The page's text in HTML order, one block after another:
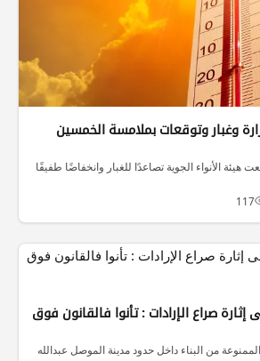
وغبار وتوقعات بملامسة الخمسين
هيئة الأنواء الجوية تصاعدًا للغبار وانخفاضًا طفيفًا
117
صراع الإرادات : تأنوا فالقانون فوق
من البناء داخل حدود مدينة الموصل عبدالله